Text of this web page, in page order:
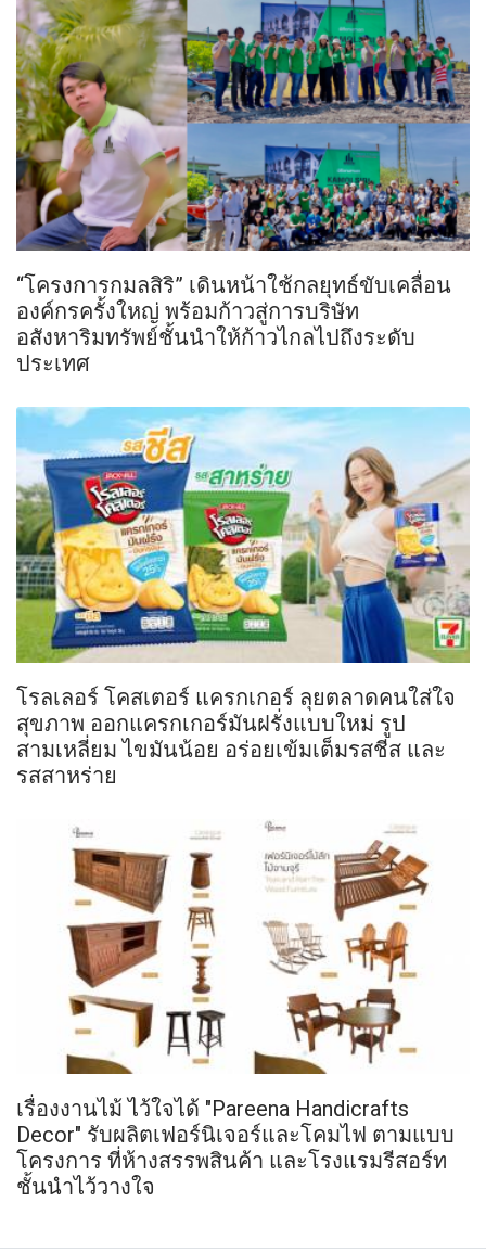
“โครงการกมลสิริ” เดินหน้าใช้กลยุทธ์ขับเคลื่อน
องค์กรครั้งใหญ่ พร้อมก้าวสู่การบริษัท
อสังหาริมทรัพย์ชั้นนำให้ก้าวไกลไปถึงระดับ
ประเทศ
โรลเลอร์ โคสเตอร์ แครกเกอร์ ลุยตลาดคนใส่ใจ
สุขภาพ ออกแครกเกอร์มันฝรั่งแบบใหม่ รูป
สามเหลี่ยม ไขมันน้อย อร่อยเข้มเต็มรสชีส และ
รสสาหร่าย
เรื่องงานไม้ ไว้ใจได้ "Pareena Handicrafts
Decor" รับผลิตเฟอร์นิเจอร์และโคมไฟ ตามแบบ
โครงการ ที่ห้างสรรพสินค้า และโรงแรมรีสอร์ท
ชั้นนำไว้วางใจ